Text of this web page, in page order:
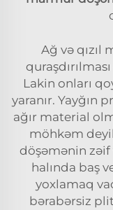
Ağ və
Lakin onları
yaranır. Yayğın
ağır material
möhkəm
döşəmənin zəif
halında baş
yoxlamaq
bərabərsiz